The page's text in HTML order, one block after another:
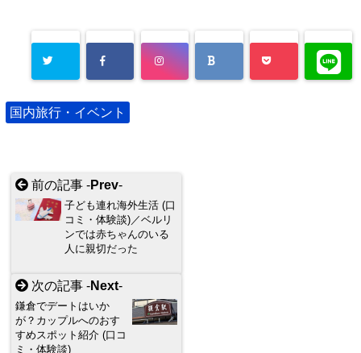
国内旅行・イベント
前の記事 -Prev-
子ども連れ海外生活 (口
コミ・体験談)／ベルリ
ンでは赤ちゃんのいる
人に親切だった
次の記事 -Next-
鎌倉でデートはいか
が？カップルへのおす
すめスポット紹介 (口コ
ミ・体験談)